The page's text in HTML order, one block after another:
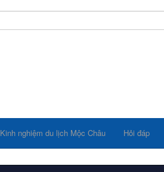
Kinh nghiệm du lịch Mộc Châu Hỏi đáp